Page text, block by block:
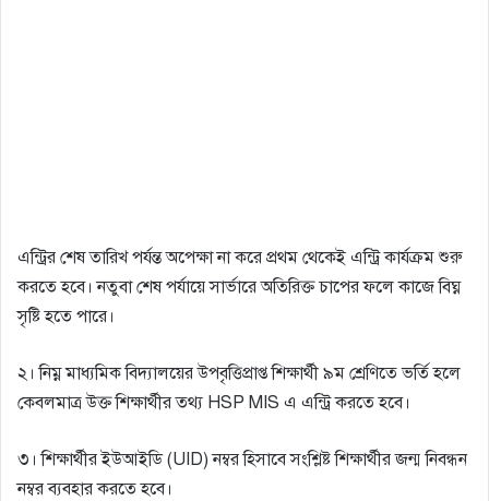
এন্ট্রির শেষ তারিখ পর্যন্ত অপেক্ষা না করে প্রথম থেকেই এন্ট্রি কার্যক্রম শুরু
করতে হবে। নতুবা শেষ পর্যায়ে সার্ভারে অতিরিক্ত চাপের ফলে কাজে বিঘ্ন
সৃষ্টি হতে পারে।
২। নিম্ন মাধ্যমিক বিদ্যালয়ের উপবৃত্তিপ্রাপ্ত শিক্ষার্থী ৯ম শ্রেণিতে ভর্তি হলে
কেবলমাত্র উক্ত শিক্ষার্থীর তথ্য HSP MIS এ এন্ট্রি করতে হবে।
৩। শিক্ষার্থীর ইউআইডি (UID) নম্বর হিসাবে সংশ্লিষ্ট শিক্ষার্থীর জন্ম নিবন্ধন
নম্বর ব্যবহার করতে হবে।